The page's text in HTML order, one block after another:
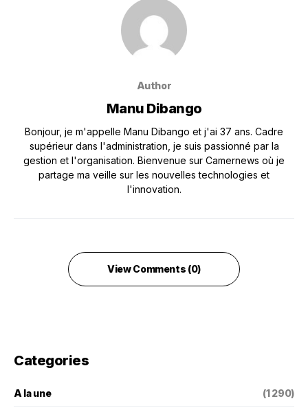
Author
Manu Dibango
Bonjour, je m'appelle Manu Dibango et j'ai 37 ans. Cadre
supérieur dans l'administration, je suis passionné par la
gestion et l'organisation. Bienvenue sur Camernews où je
partage ma veille sur les nouvelles technologies et
l'innovation.
View Comments (0)
Categories
A la une (1 290)